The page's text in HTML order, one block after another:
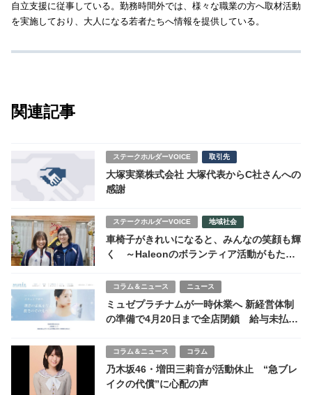
自立支援に従事している。勤務時間外では、様々な職業の方へ取材活動
を実施しており、大人になる若者たちへ情報を提供している。
関連記事
ステークホルダーVOICE 取引先
大塚実業株式会社 大塚代表からC社さんへの
感謝
ステークホルダーVOICE 地域社会
車椅子がきれいになると、みんなの笑顔も輝
く ～Haleonのボランティア活動がもたら
コラム＆ニュース ニュース
ミュゼプラチナムが一時休業へ 新経営体制
の準備で4月20日まで全店閉鎖 給与未払い
コラム＆ニュース コラム
乃木坂46・増田三莉音が活動休止 “急ブレ
イクの代償”に心配の声